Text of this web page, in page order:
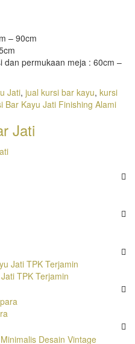
– 90cm
dan permukaan meja : 60cm –
Jati, jual kursi bar kayu, kursi
Bar Kayu Jati Finishing Alami
Jati
TPK Terjamin